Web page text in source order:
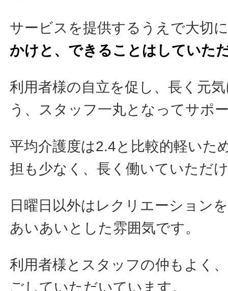
サービスを提供するうえで大切
かけと、できることはしていた
利用者様の自立を促し、長く元
う、スタッフ一丸となってサポ
平均介護度は2.4と比較的軽いた
担も少なく、長く働いていただ
日曜日以外はレクリエーション
あいあいとした雰囲気です。
利用者様とスタッフの仲もよく
ごしていただいています。